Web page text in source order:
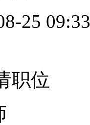
25 09:33
职位